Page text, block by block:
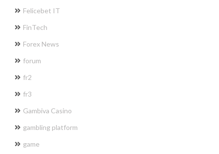
Felicebet IT
FinTech
Forex News
forum
fr2
fr3
Gambiva Casino
gambling platform
game